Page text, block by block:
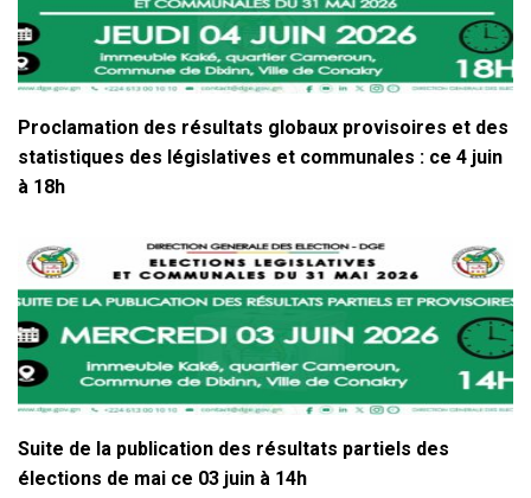
Proclamation des résultats globaux provisoires et des
statistiques des législatives et communales : ce 4 juin
à 18h
Suite de la publication des résultats partiels des
élections de mai ce 03 juin à 14h